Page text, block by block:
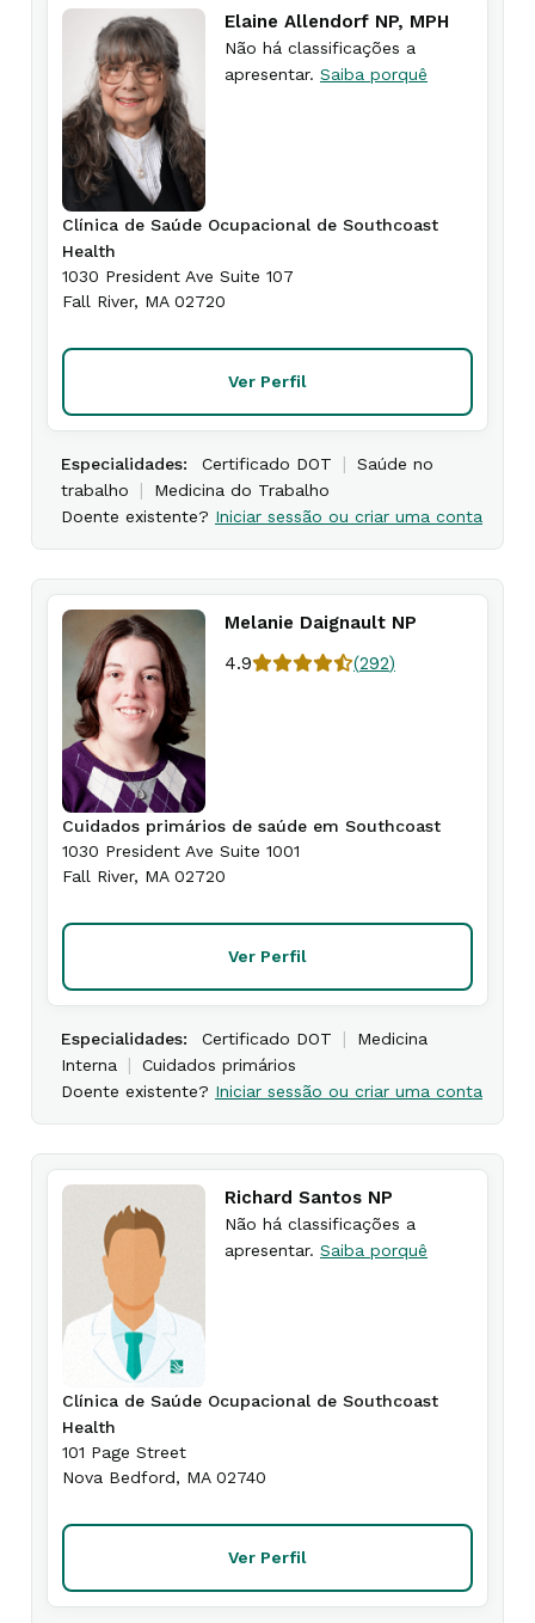
Elaine Allendorf NP, MPH
Não há classificações a
apresentar. Saiba porquê
Clínica de Saúde Ocupacional de Southcoast
Health
1030 President Ave Suite 107
Fall River, MA 02720
Ver Perfil
Especialidades: Certificado DOT |
Saúde no
trabalho
|
Medicina do Trabalho
Doente existente? Iniciar sessão ou criar uma conta
Melanie Daignault NP
4.9
(292)
Cuidados primários de saúde em Southcoast
1030 President Ave Suite 1001
Fall River, MA 02720
Ver Perfil
Especialidades: Certificado DOT |
Medicina
Interna
|
Cuidados primários
Doente existente? Iniciar sessão ou criar uma conta
Richard Santos NP
Não há classificações a
apresentar. Saiba porquê
Clínica de Saúde Ocupacional de Southcoast
Health
101 Page Street
Nova Bedford, MA 02740
Ver Perfil